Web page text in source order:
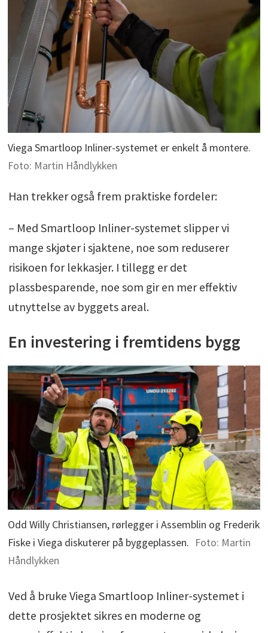
Viega Smartloop Inliner-systemet er enkelt å montere.
Foto: Martin Håndlykken
Han trekker også frem praktiske fordeler:
– Med Smartloop Inliner-systemet slipper vi
mange skjøter i sjaktene, noe som reduserer
risikoen for lekkasjer. I tillegg er det
plassbesparende, noe som gir en mer effektiv
utnyttelse av byggets areal.
En investering i fremtidens bygg
Odd Willy Christiansen, rørlegger i Assemblin og Frederik
Fiske i Viega diskuterer på byggeplassen. Foto: Martin
Håndlykken
Ved å bruke Viega Smartloop Inliner-systemet i
dette prosjektet sikres en moderne og